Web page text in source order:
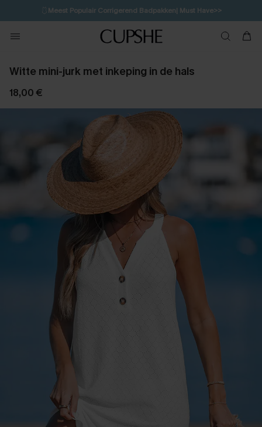
🩱Meest Populair Corrigerend Badpakken| Must Have>>
💌Abonneer je & ontvang tot 15% korting>>
Koop 3, krijg 15% korting | CODE: SW15 1D:12H:47M:41S
Witte mini-jurk met inkeping in de hals
18,00 €